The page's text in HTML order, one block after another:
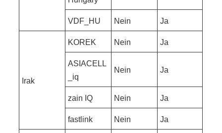
VDF_HU Nein Ja
Irak
KOREK Nein Ja
ASIACELL
_iq
Nein Ja
zain IQ Nein Ja
fastlink Nein Ja